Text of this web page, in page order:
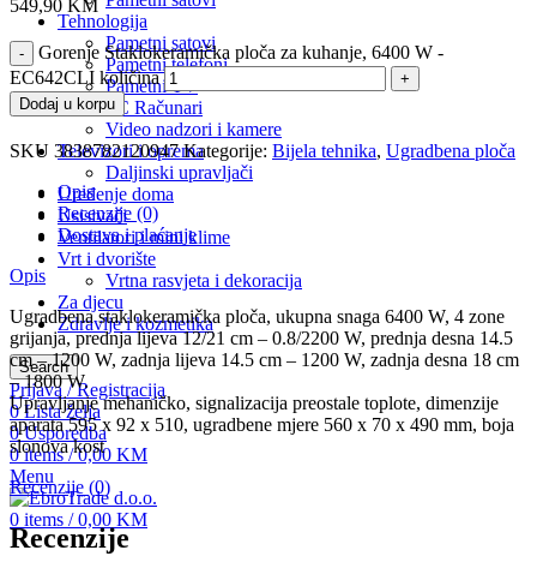
Tehnologija
Pametni satovi
Pametni telefoni
Pametni TV
PC Računari
Video nadzori i kamere
Televizori i oprema
Daljinski upravljači
Uređenje doma
Usisivači
Ventilatori i mini klime
Vrt i dvorište
Vrtna rasvjeta i dekoracija
Za djecu
Zdravlje i kozmetika
Search
Prijava / Registracija
0Lista želja
0 Usporedba
0items / 0,00 KM
Menu
0 items / 0,00 KM
549,90 KM
Gorenje Staklokeramička ploča za kuhanje, 6400 W -
EC642CLI količina
Dodaj u korpu
SKU 3838782120947Kategorije: Bijela tehnika, Ugradbena ploča
Opis
Recenzije (0)
Dostava i plaćanje
Opis
Ugradbena staklokeramička ploča, ukupna snaga 6400 W, 4 zone
grijanja, prednja lijeva 12/21 cm – 0.8/2200 W, prednja desna 14.5
cm – 1200 W, zadnja lijeva 14.5 cm – 1200 W, zadnja desna 18 cm
– 1800 W.
Upravljanje mehaničko, signalizacija preostale toplote, dimenzije
aparata 595 x 92 x 510, ugradbene mjere 560 x 70 x 490 mm, boja
slonova kost
Recenzije (0)
Recenzije